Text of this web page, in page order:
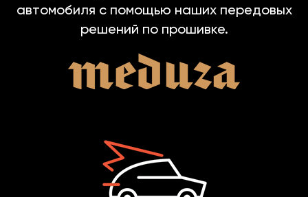
автомобиля с помощью наших передовых
решений по прошивке.